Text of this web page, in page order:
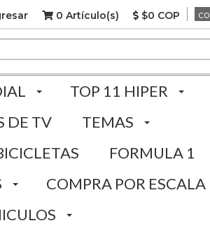
0 Artículo(s) $0 COP co
TOP 11 HIPER
DE TV
TEMAS
FORMULA 1
COMPRA POR ESCALA